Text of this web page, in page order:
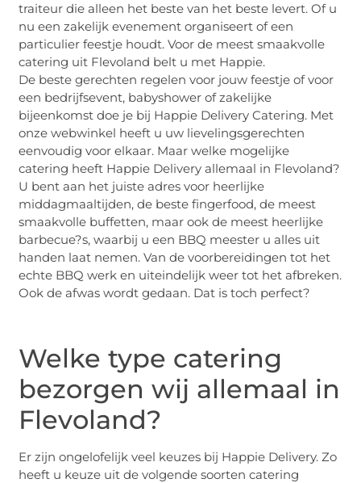
traiteur die alleen het beste van het beste levert. Of u
nu een zakelijk evenement organiseert of een
particulier feestje houdt. Voor de meest smaakvolle
catering uit Flevoland belt u met Happie.
De beste gerechten regelen voor jouw feestje of voor
een bedrijfsevent, babyshower of zakelijke
bijeenkomst doe je bij Happie Delivery Catering. Met
onze webwinkel heeft u uw lievelingsgerechten
eenvoudig voor elkaar. Maar welke mogelijke
catering heeft Happie Delivery allemaal in Flevoland?
U bent aan het juiste adres voor heerlijke
middagmaaltijden, de beste fingerfood, de meest
smaakvolle buffetten, maar ook de meest heerlijke
barbecue?s, waarbij u een BBQ meester u alles uit
handen laat nemen. Van de voorbereidingen tot het
echte BBQ werk en uiteindelijk weer tot het afbreken.
Ook de afwas wordt gedaan. Dat is toch perfect?
Welke type catering
bezorgen wij allemaal in
Flevoland?
Er zijn ongelofelijk veel keuzes bij Happie Delivery. Zo
heeft u keuze uit de volgende soorten catering